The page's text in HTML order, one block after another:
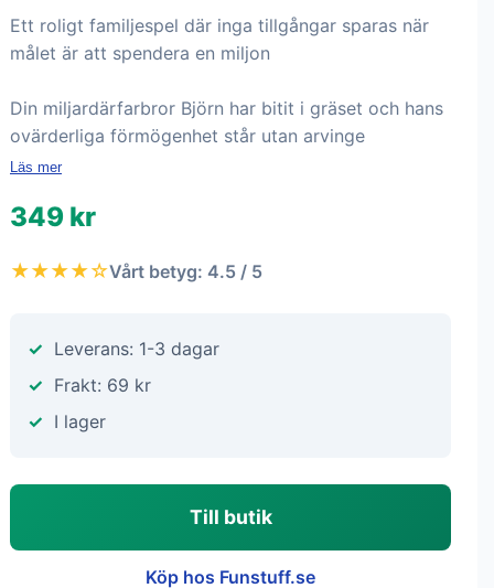
Ett roligt familjespel där inga tillgångar sparas när
målet är att spendera en miljon
Din miljardärfarbror Björn har bitit i gräset och hans
ovärderliga förmögenhet står utan arvinge
Läs mer
349 kr
★★★★☆Vårt betyg: 4.5 / 5
Leverans: 1-3 dagar
Frakt: 69 kr
I lager
Till butik
Köp hos Funstuff.se